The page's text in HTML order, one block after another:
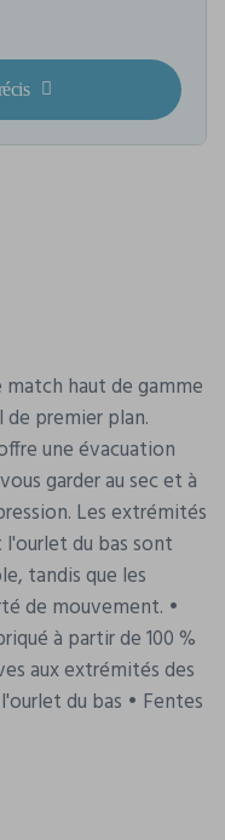
haut de gamme
premier plan.
une évacuation
garder au sec et à
Les extrémités
du bas sont
tandis que les
de mouvement. •
à partir de 100 %
aux extrémités des
du bas • Fentes